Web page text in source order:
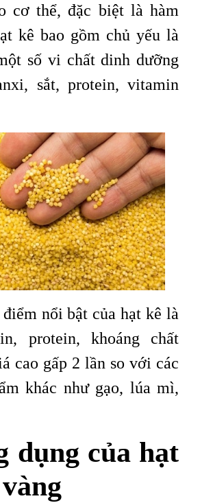
cơ thể, đặc biệt là hàm
kê bao gồm chủ yếu là
số vi chất dinh dưỡng
sắt, protein, vitamin
nổi bật của hạt kê là
protein, khoáng chất
cao gấp 2 lần so với các
khác như gạo, lúa mì,
dụng của hạt